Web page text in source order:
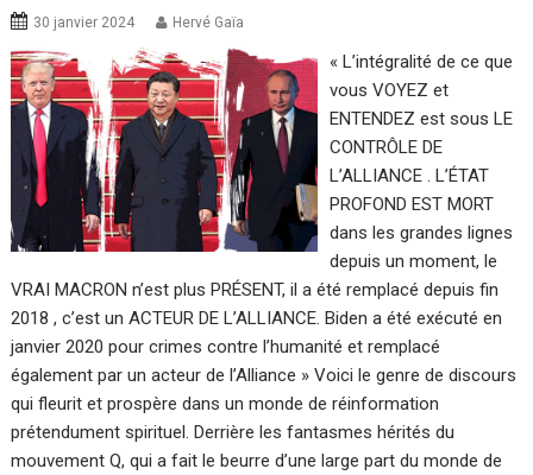
30 janvier 2024 Hervé Gaïa
« L’intégralité de ce que
vous VOYEZ et
ENTENDEZ est sous LE
CONTRÔLE DE
L’ALLIANCE . L’ÉTAT
PROFOND EST MORT
dans les grandes lignes
depuis un moment, le
VRAI MACRON n’est plus PRÉSENT, il a été remplacé depuis fin
2018 , c’est un ACTEUR DE L’ALLIANCE. Biden a été exécuté en
janvier 2020 pour crimes contre l’humanité et remplacé
également par un acteur de l’Alliance » Voici le genre de discours
qui fleurit et prospère dans un monde de réinformation
prétendument spirituel. Derrière les fantasmes hérités du
mouvement Q, qui a fait le beurre d’une large part du monde de